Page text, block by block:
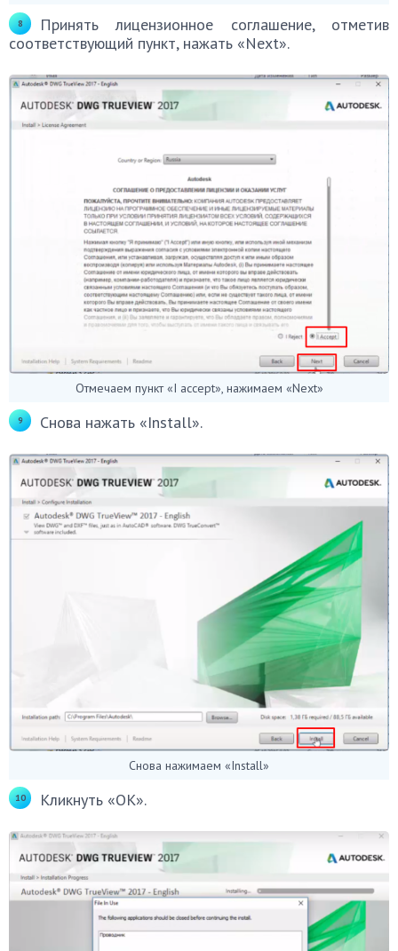
Принять лицензионное соглашение, отметив
соответствующий пункт, нажать «Next».
Отмечаем пункт «I accept», нажимаем «Next»
Снова нажать «Install».
Снова нажимаем «Install»
Кликнуть «ОК».